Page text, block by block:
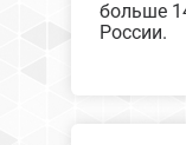
больше
России.